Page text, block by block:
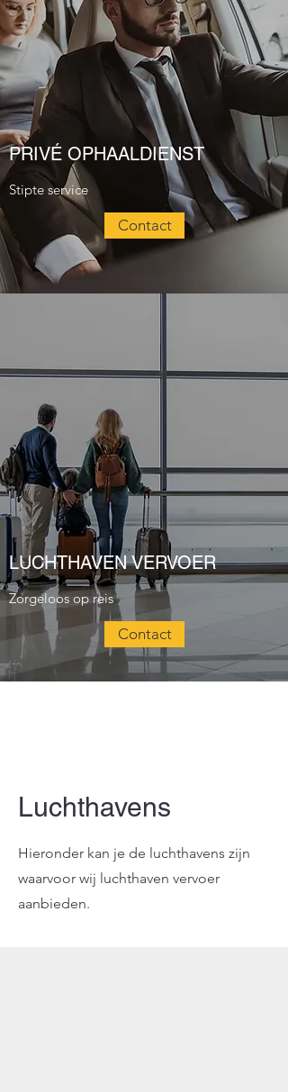
PRIVÉ OPHAALDIENST
Stipte service
Contact
LUCHTHAVEN VERVOER
Zorgeloos op reis
Contact
Luchthavens
Hieronder kan je de luchthavens zijn
waarvoor wij luchthaven vervoer
aanbieden.